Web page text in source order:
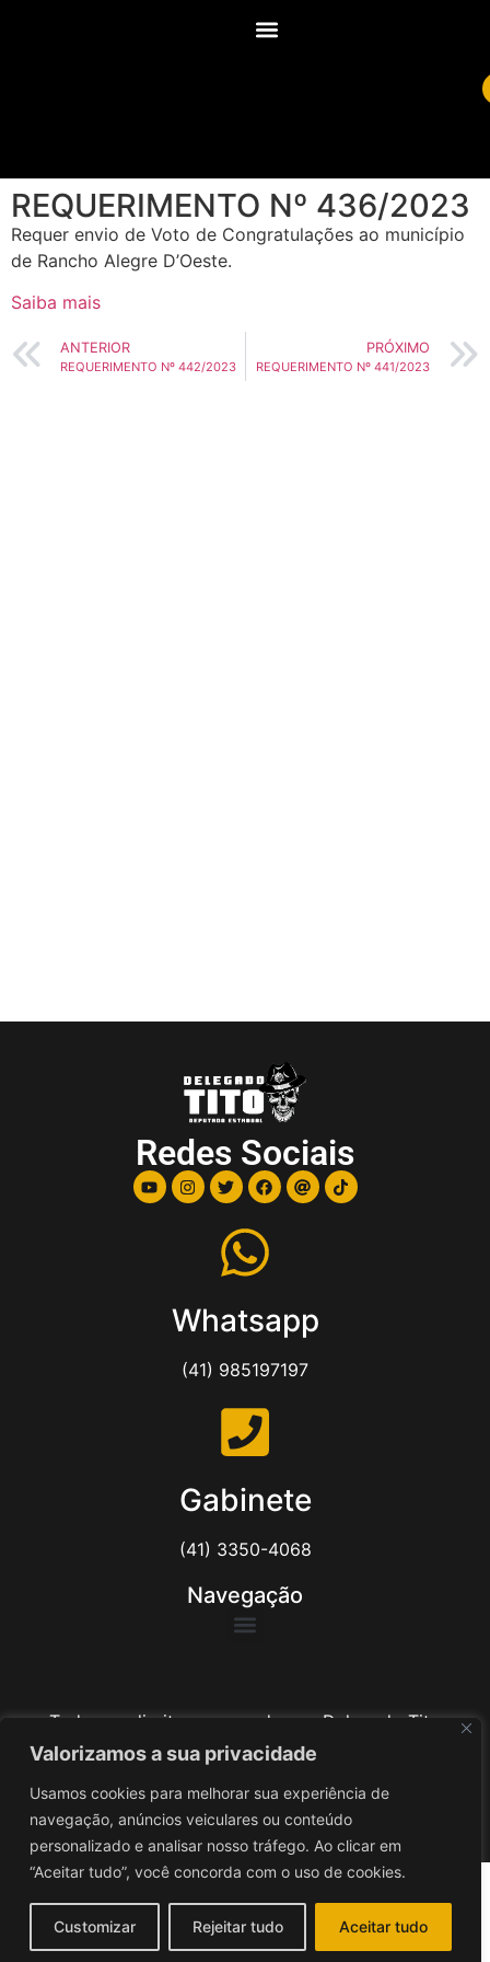
Valorizamos a sua privacidade
Usamos cookies para melhorar sua experiência de
navegação, anúncios veiculares ou conteúdo
personalizado e analisar nosso tráfego. Ao clicar em
“Aceitar tudo”, você concorda com o uso de cookies.
Customizar Rejeitar tudo Aceitar tudo
REQUERIMENTO Nº 436/2023
Requer envio de Voto de Congratulações ao município
de Rancho Alegre D’Oeste.
Saiba mais
ANTERIOR
REQUERIMENTO Nº 442/2023
PRÓXIMO
REQUERIMENTO Nº 441/2023
Redes Sociais
Whatsapp
(41) 985197197
Gabinete
(41) 3350-4068
Navegação
Todos os direitos reservados ao Delegado Tito
Barichello
Desenvolvido poriv3